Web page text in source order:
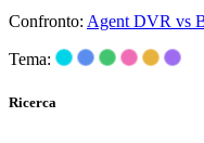
Confronto: Agent DVR vs
Tema:
Ricerca